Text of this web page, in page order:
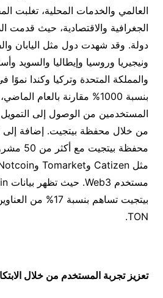
العالمي والخدمات المحلية، تغلبت
دولة. وقد شهدت دول مثل اليابان
ونيجيريا وروسيا وإيطاليا والسويد
والمملكة المتحدة وتركيا وكندا
بنسبة 1000% مقارنة بالعام
المستخدمين من الوصول إلى
من خلال محفظة بيتجيت. إضافة إلى
بيتجيت تساهم بنسبة
TON.
تعزيز تجربة المستخدم من خلال